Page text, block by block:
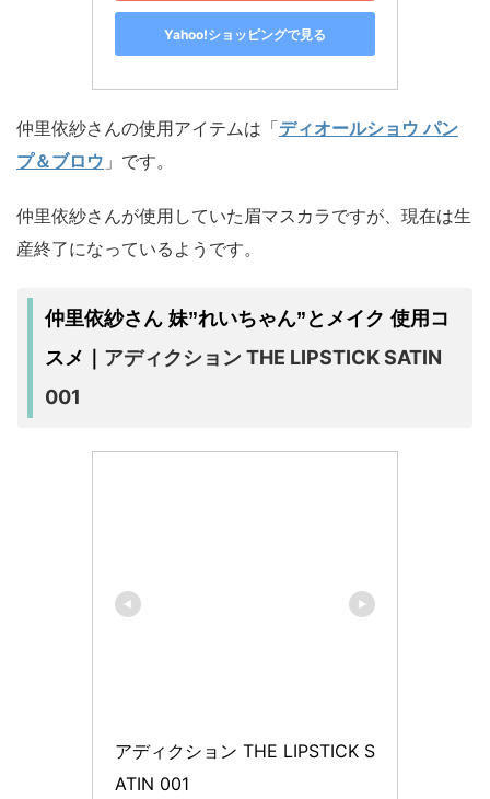
Yahoo!ショッピングで見る
仲里依紗さんの使用アイテムは「ディオールショウ パン
プ＆ブロウ 」です。
仲里依紗さんが使用していた眉マスカラですが、現在は生
産終了になっているようです。
仲里依紗さん 妹”れいちゃん”とメイク 使用コ
スメ｜ アディクション THE LIPSTICK SATIN
001
アディクション THE LIPSTICK S
ATIN 001